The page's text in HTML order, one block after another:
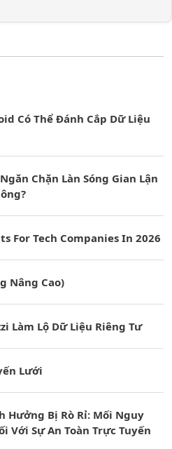
Có Thể Đánh Cắp Dữ Liệu
Chặn Làn Sóng Gian Lận
For Tech Companies In 2026
Nâng Cao)
Làm Lộ Dữ Liệu Riêng Tư
Lưới
Hưởng Bị Rò Rỉ: Mối Nguy
Với Sự An Toàn Trực Tuyến